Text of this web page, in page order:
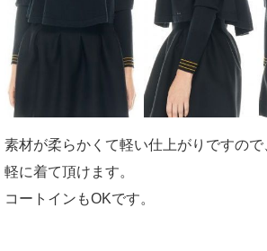
素材が柔らかくて軽い仕上がりですの
軽に着て頂けます。
コートインもOKです。